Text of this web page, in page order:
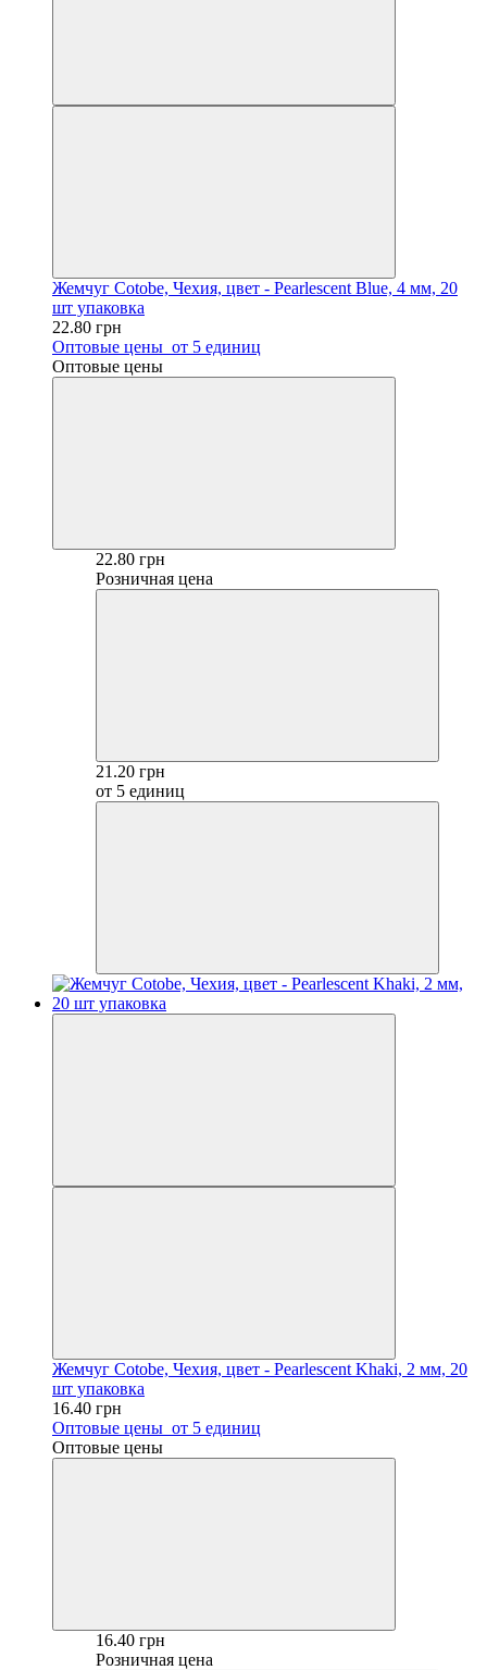
Жемчуг Cotobe, Чехия, цвет - Pearlescent Blue, 4 мм, 20
шт упаковка
22.80 грн
Оптовые цены от 5 единиц
Оптовые цены
22.80 грн
Розничная цена
21.20 грн
от 5 единиц
Жемчуг Cotobe, Чехия, цвет - Pearlescent Khaki, 2 мм, 20
шт упаковка
16.40 грн
Оптовые цены от 5 единиц
Оптовые цены
16.40 грн
Розничная цена